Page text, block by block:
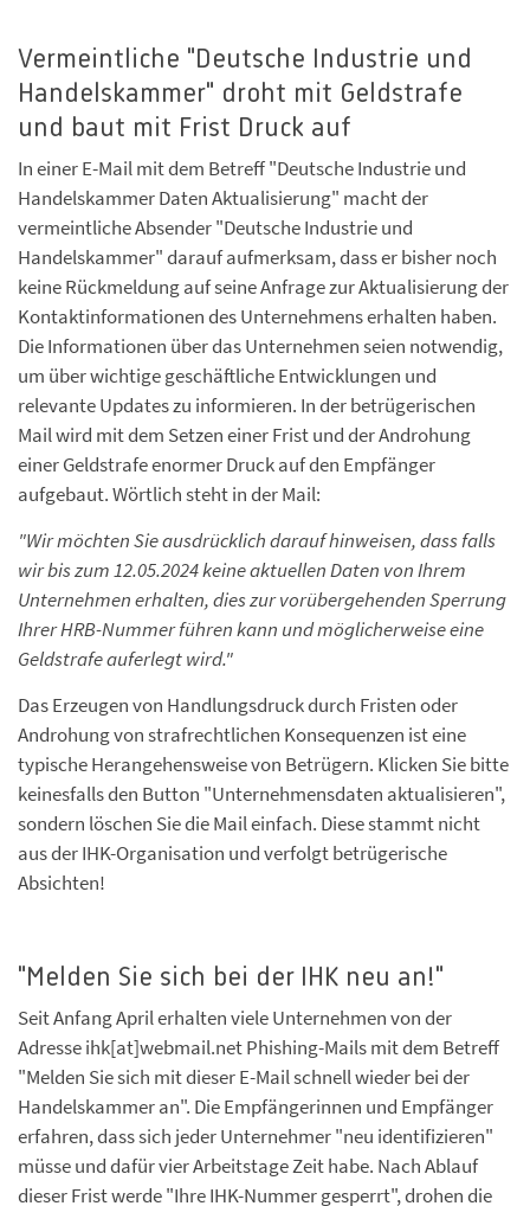
Vermeintliche "Deutsche Industrie und
Handelskammer" droht mit Geldstrafe
und baut mit Frist Druck auf
In einer E-Mail mit dem Betreff "Deutsche Industrie und
Handelskammer Daten Aktualisierung" macht der
vermeintliche Absender "Deutsche Industrie und
Handelskammer" darauf aufmerksam, dass er bisher noch
keine Rückmeldung auf seine Anfrage zur Aktualisierung der
Kontaktinformationen des Unternehmens erhalten haben.
Die Informationen über das Unternehmen seien notwendig,
um über wichtige geschäftliche Entwicklungen und
relevante Updates zu informieren. In der betrügerischen
Mail wird mit dem Setzen einer Frist und der Androhung
einer Geldstrafe enormer Druck auf den Empfänger
aufgebaut. Wörtlich steht in der Mail:
"Wir möchten Sie ausdrücklich darauf hinweisen, dass falls
wir bis zum 12.05.2024 keine aktuellen Daten von Ihrem
Unternehmen erhalten, dies zur vorübergehenden Sperrung
Ihrer HRB-Nummer führen kann und möglicherweise eine
Geldstrafe auferlegt wird."
Das Erzeugen von Handlungsdruck durch Fristen oder
Androhung von strafrechtlichen Konsequenzen ist eine
typische Herangehensweise von Betrügern. Klicken Sie bitte
keinesfalls den Button "Unternehmensdaten aktualisieren",
sondern löschen Sie die Mail einfach. Diese stammt nicht
aus der IHK-Organisation und verfolgt betrügerische
Absichten!
"Melden Sie sich bei der IHK neu an!"
Seit Anfang April erhalten viele Unternehmen von der
Adresse ihk[at]webmail.net Phishing-Mails mit dem Betreff
"Melden Sie sich mit dieser E-Mail schnell wieder bei der
Handelskammer an". Die Empfängerinnen und Empfänger
erfahren, dass sich jeder Unternehmer "neu identifizieren"
müsse und dafür vier Arbeitstage Zeit habe. Nach Ablauf
dieser Frist werde "Ihre IHK-Nummer gesperrt", drohen die